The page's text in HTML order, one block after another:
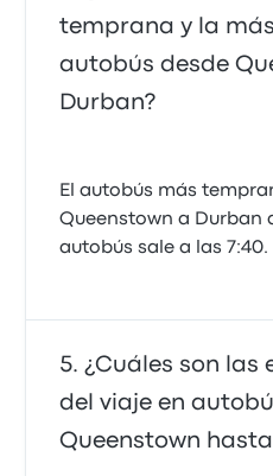
temprana y la
autobús desde
Durban?
El autobús más
Queenstown a Durban
autobús sale a las 7:40.
¿Cuáles son las
del viaje en
Queenstown